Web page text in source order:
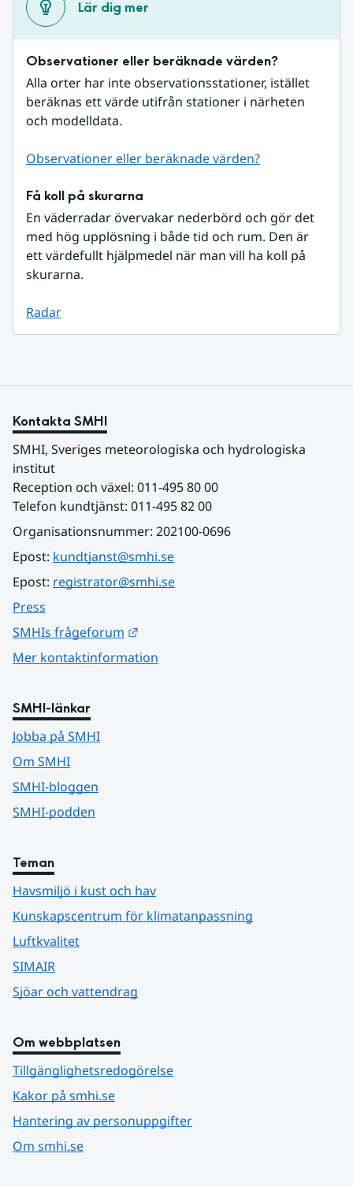
Lär dig mer
Observationer eller beräknade värden?
Alla orter har inte observationsstationer, istället
beräknas ett värde utifrån stationer i närheten
och modelldata.
Observationer eller beräknade värden?
Få koll på skurarna
En väderradar övervakar nederbörd och gör det
med hög upplösning i både tid och rum. Den är
ett värdefullt hjälpmedel när man vill ha koll på
skurarna.
Radar
Kontakta SMHI
SMHI, Sveriges meteorologiska och hydrologiska
institut
Reception och växel: 011-495 80 00
Telefon kundtjänst: 011-495 82 00
Organisationsnummer: 202100-0696
Epost: kundtjanst@smhi.se
Epost: registrator@smhi.se
Press
SMHIs frågeforum
Mer kontaktinformation
SMHI-länkar
Jobba på SMHI
Om SMHI
SMHI-bloggen
SMHI-podden
Teman
Havsmiljö i kust och hav
Kunskapscentrum för klimatanpassning
Luftkvalitet
SIMAIR
Sjöar och vattendrag
Om webbplatsen
Tillgänglighetsredogörelse
Kakor på smhi.se
Hantering av personuppgifter
Om smhi.se